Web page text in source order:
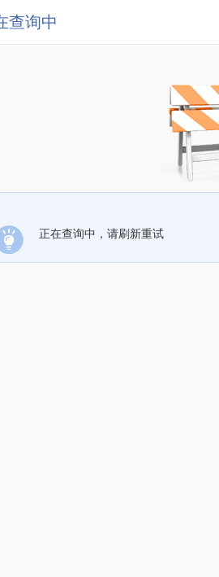
查询中
正在查询中，请刷新重试